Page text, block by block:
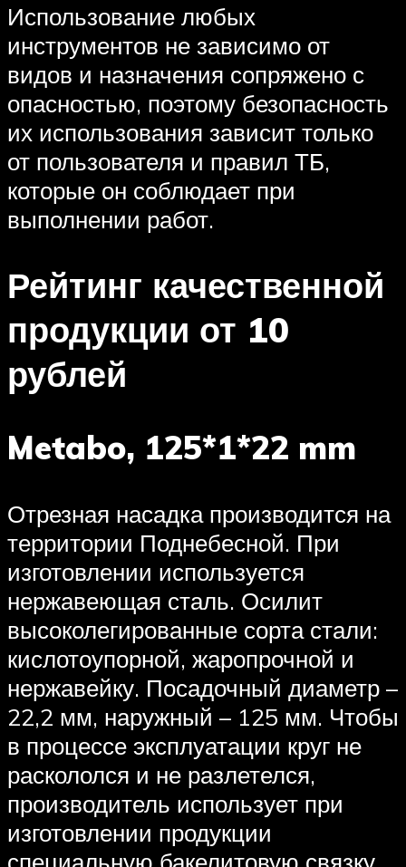
Использование любых
инструментов не зависимо от
видов и назначения сопряжено с
опасностью, поэтому безопасность
их использования зависит только
от пользователя и правил ТБ,
которые он соблюдает при
выполнении работ.
Рейтинг качественной
продукции от 10
рублей
Metabo, 125*1*22 mm
Отрезная насадка производится на
территории Поднебесной. При
изготовлении используется
нержавеющая сталь. Осилит
высоколегированные сорта стали:
кислотоупорной, жаропрочной и
нержавейку. Посадочный диаметр –
22,2 мм, наружный – 125 мм. Чтобы
в процессе эксплуатации круг не
раскололся и не разлетелся,
производитель использует при
изготовлении продукции